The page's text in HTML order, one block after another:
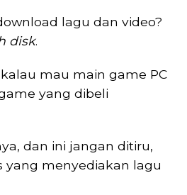
lagu dan video?
disk.
mau main game PC
yang dibeli
dan ini jangan ditiru,
yang menyediakan lagu